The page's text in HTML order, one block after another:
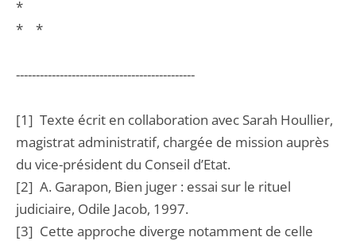
*
* *
---------------------------------------------
[1] Texte écrit en collaboration avec Sarah Houllier,
magistrat administratif, chargée de mission auprès
du vice-président du Conseil d’Etat.
[2] A. Garapon, Bien juger : essai sur le rituel
judiciaire, Odile Jacob, 1997.
[3] Cette approche diverge notamment de celle